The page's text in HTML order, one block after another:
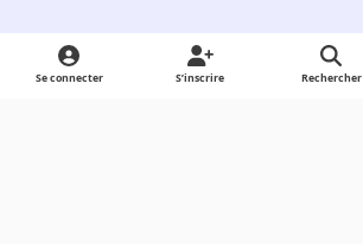
Light ModeDark ModeSystem Preference
Se connecter S’inscrire Rechercher